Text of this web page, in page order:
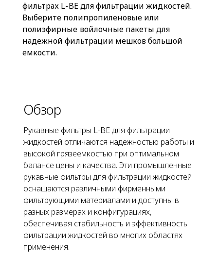
фильтрах L-BE для фильтрации жидкостей.
Выберите полипропиленовые или
полиэфирные войлочные пакеты для
надежной фильтрации мешков большой
емкости.
Обзор
Рукавные фильтры L-BE для фильтрации
жидкостей отличаются надежностью работы и
высокой грязеемкостью при оптимальном
балансе цены и качества. Эти промышленные
рукавные фильтры для фильтрации жидкостей
оснащаются различными фирменными
фильтрующими материалами и доступны в
разных размерах и конфигурациях,
обеспечивая стабильность и эффективность
фильтрации жидкостей во многих областях
применения.